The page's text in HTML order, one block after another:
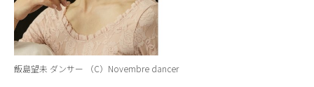
飯島望未 ダンサー （C）Novembre dancer